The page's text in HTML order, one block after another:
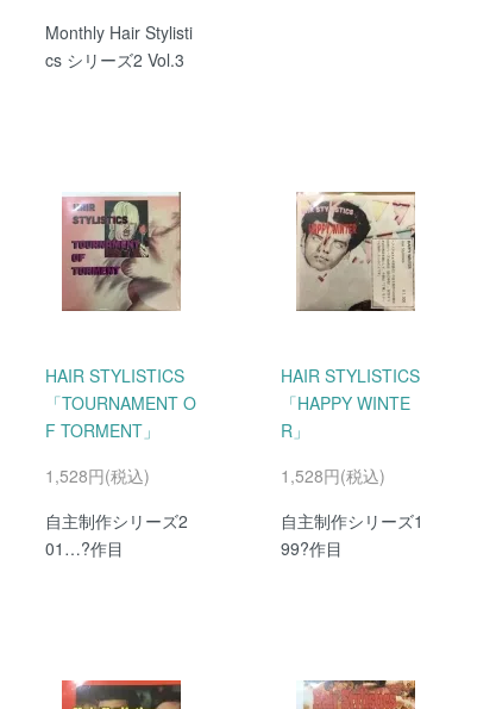
Monthly Hair Stylisti
cs シリーズ2 Vol.3
HAIR STYLISTICS
「TOURNAMENT O
F TORMENT」
1,528円(税込)
自主制作シリーズ2
01…?作目
HAIR STYLISTICS
「HAPPY WINTE
R」
1,528円(税込)
自主制作シリーズ1
99?作目